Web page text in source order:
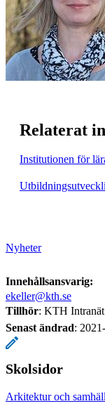
Relaterat
Institutionen för
Nyheter
Innehållsansvarig:
ekeller@kth.se
Tillhör: KTH Intranät
Senast ändrad:
Skolsidor
Arkitektur och